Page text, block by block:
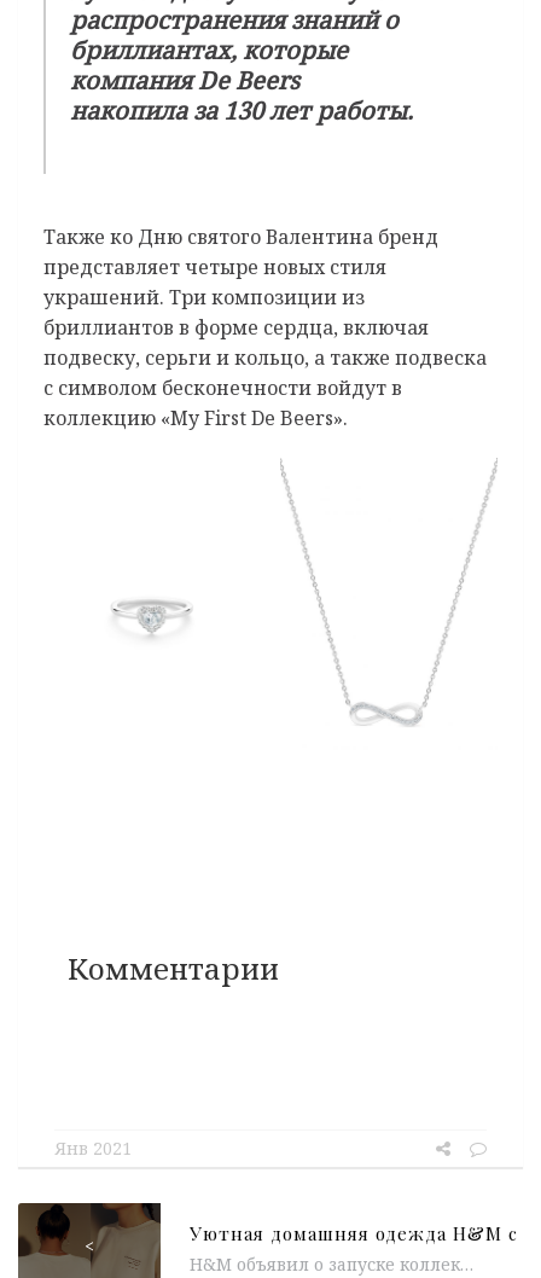
распространения знаний о
бриллиантах, которые
компания De Beers
накопила за 130 лет работы.
Также ко Дню святого Валентина бренд
представляет четыре новых стиля
украшений. Три композиции из
бриллиантов в форме сердца, включая
подвеску, серьги и кольцо, а также подвеска
с символом бесконечности войдут в
коллекцию «My First De Beers».
Комментарии
Янв 2021
<
H&M объявил о запуске коллекции, созданной в сотрудничестве с писательницей Ирсой Дэйли-Уорд. H&M создал коллекцию комфортной домашней одежды, на которой...